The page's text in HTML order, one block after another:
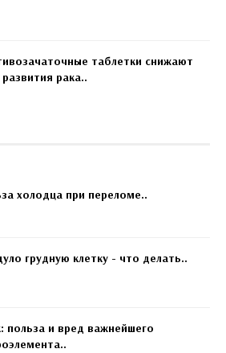
таблетки снижают
развития рака..
холодца при переломе..
грудную клетку - что делать..
польза и вред важнейшего